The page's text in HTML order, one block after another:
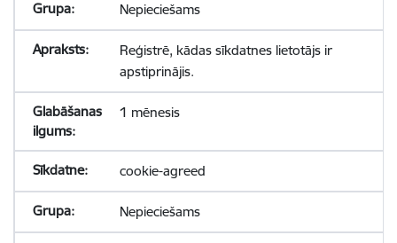
Nepieciešams
Reģistrē, kādas sīkdatnes lietotājs ir
apstiprinājis.
1 mēnesis
cookie-agreed
Nepieciešams